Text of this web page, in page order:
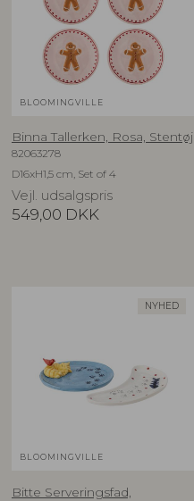
BLOOMINGVILLE
Binna Tallerken, Rosa, Stentøj
82063278
D16xH1,5 cm, Set of 4
Vejl. udsalgspris
549,00 DKK
NYHED
BLOOMINGVILLE
Bitte Serveringsfad,